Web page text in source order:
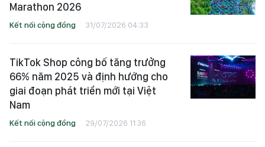
Marathon 2026
Kết nối cộng đồng 31/07/2026 04:33
TikTok Shop công bố tăng trưởng
66% năm 2025 và định hướng cho
giai đoạn phát triển mới tại Việt
Nam
Kết nối cộng đồng 29/07/2026 11:36